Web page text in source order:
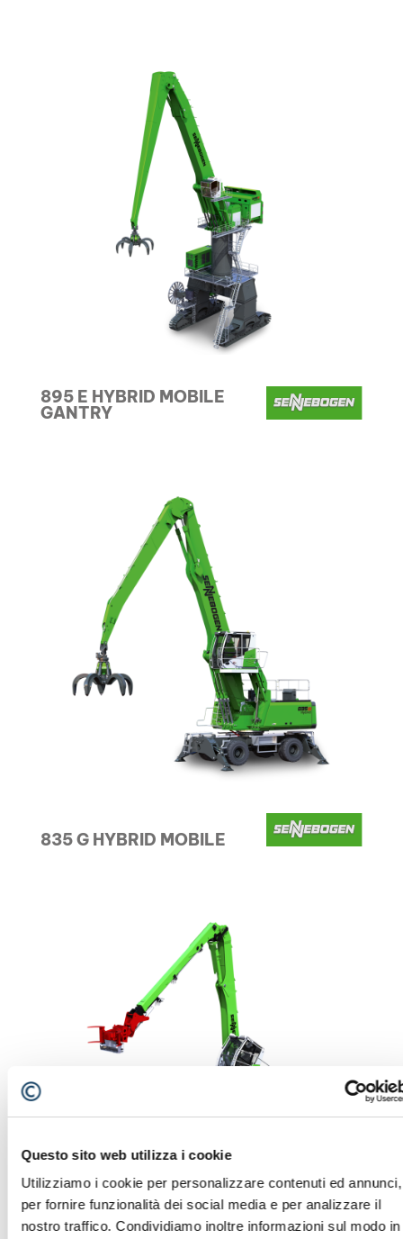
Questo sito web utilizza i cookie
Utilizziamo i cookie per personalizzare contenuti ed annunci,
per fornire funzionalità dei social media e per analizzare il
nostro traffico. Condividiamo inoltre informazioni sul modo
895 E HYBRID MOBILE
GANTRY
835 G HYBRID MOBILE